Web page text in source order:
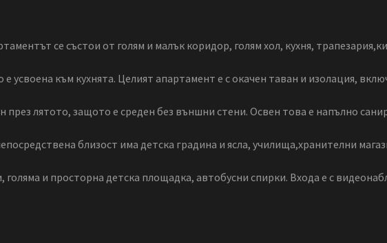
се състои от голям и малък коридор, голям хол, кухня,
усвоена към кухнята. Целият апартамент е с окачен таван и изолация,
през лятото, защото е среден без външни стени. Освен това е напълно
близост има детска градина и ясла, училища,хранителни
голяма и просторна детска площадка, автобусни спирки. Входа е с